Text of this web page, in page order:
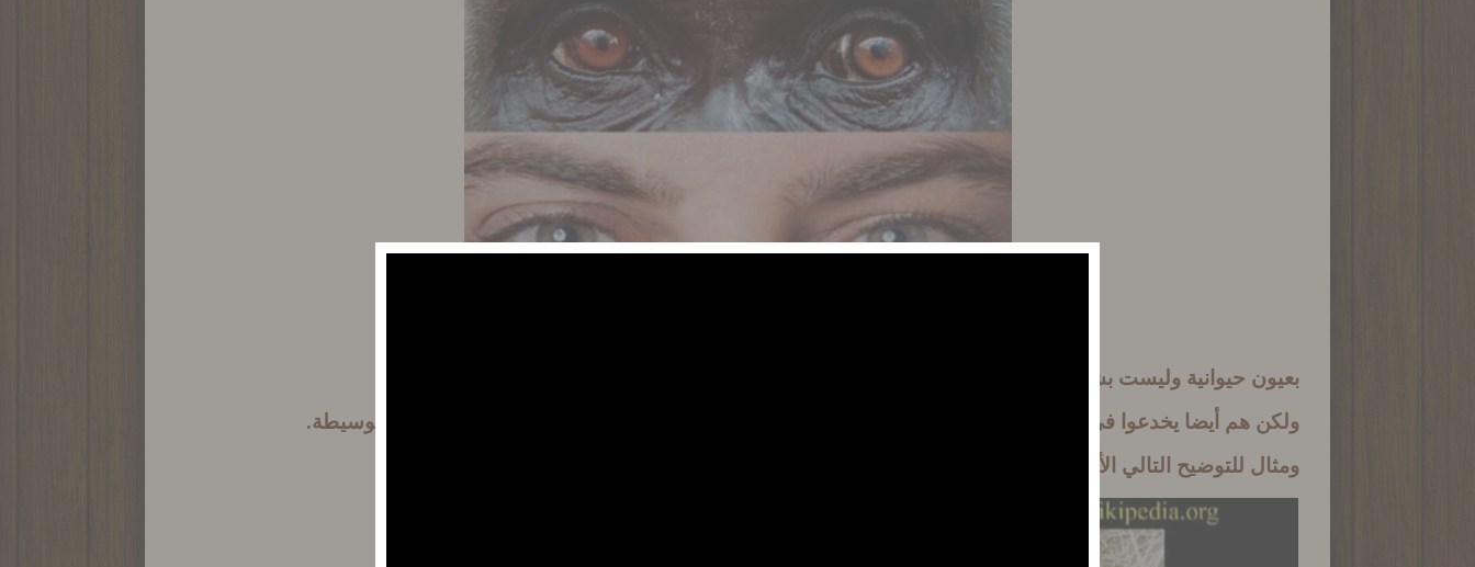
بعيون حيوانية وليست بشرية ولكن عيون البشر هي بشرية مميزة ترى فيها الادراك الإنساني
ولكن هم أيضا يخدعوا في هذا
فكثيرا ما يضللوا مؤيدي التطور البسطاء بوضع عيون بشريه على صور المراحل الوسيطة.
ومثال للتوضيح التالي الأعلى عيون قردة حيوانية والسفلى عيون بشرية مركبة على قردة فاعطتهم ذكاء